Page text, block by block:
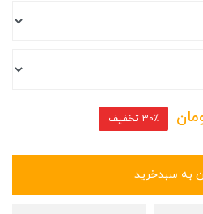
30٪ تخفیف
به سبدخرید